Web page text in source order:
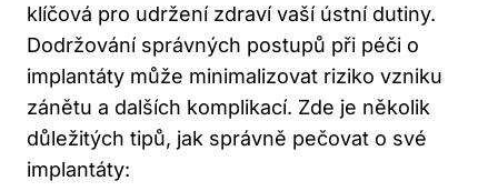
klíčová pro udržení zdraví vaší ústní dutiny.
Dodržování správných postupů při péči o
implantáty může minimalizovat riziko vzniku
zánětu a dalších komplikací. Zde je několik
důležitých tipů, jak správně pečovat o své
implantáty: